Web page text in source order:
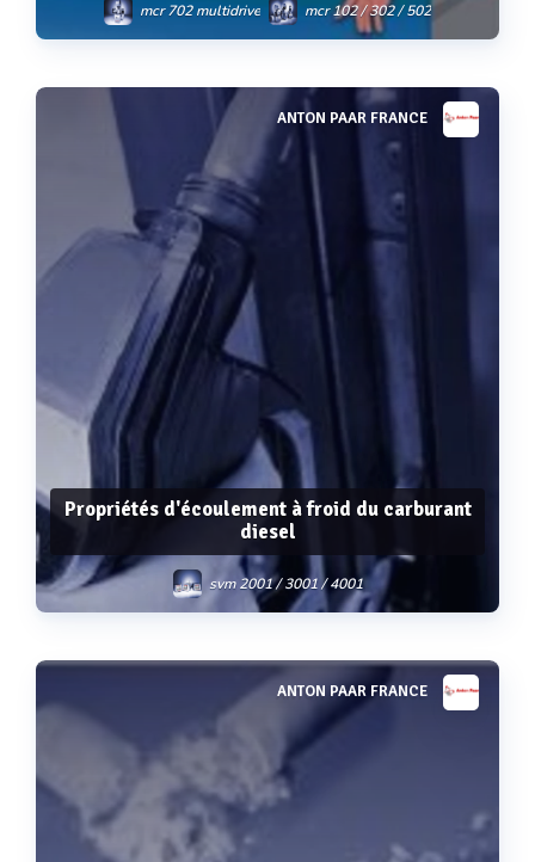
mcr 702 multidrive mcr 102 / 302 / 502
mcr 702e multidrive
Voir plusANTON PAAR FRANCE
Propriétés d'écoulement à froid du carburant
diesel
svm 2001 / 3001 / 4001
Voir plusANTON PAAR FRANCE